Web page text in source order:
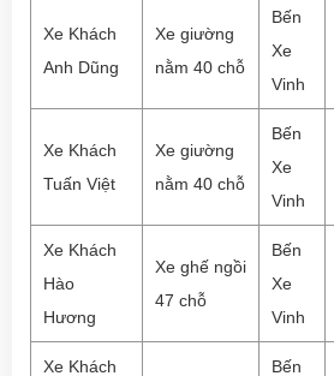
Xe Khách
Anh Dũng
Xe giường
nằm 40 chỗ
Bến
Xe
Vinh
Xe Khách
Tuấn Việt
Xe giường
nằm 40 chỗ
Bến
Xe
Vinh
Xe Khách
Hào
Hương
Xe ghế ngồi
47 chỗ
Bến
Xe
Vinh
Xe Khách
Bến